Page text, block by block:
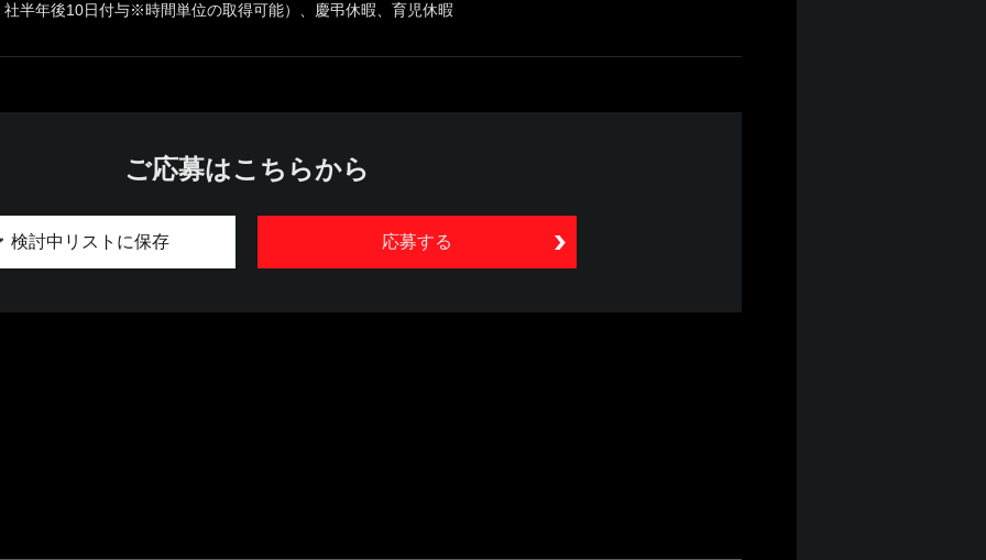
社半年後10日付与※時間単位の取得可能）、慶弔休暇、育児休暇
ご応募はこちらから
応募する
検討中リストに保存